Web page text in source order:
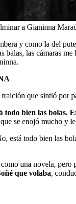
a Gianinna
y como la del
balas, las cámaras
que sintió por
todo bien las bolas.
se enojó mucho y
está todo bien las
una novela, pero
que volaba,